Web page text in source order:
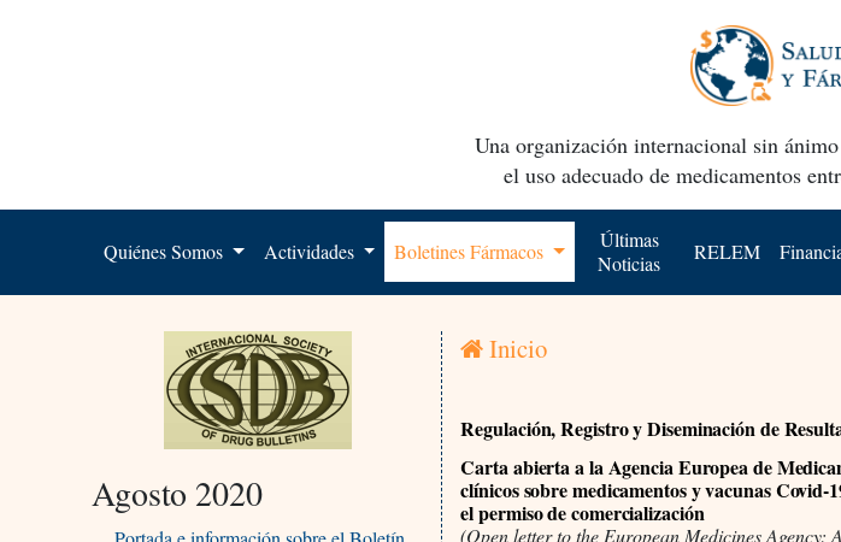
Una organización internacional sin
el uso adecuado de medicamentos
Quiénes Somos Actividades Boletines Fármacos
Últimas
Noticias
RELEM
Agosto 2020
Inicio
Regulación, Registro y Diseminación de
Carta abierta a la Agencia Europea de
clínicos sobre medicamentos y vacunas Covid-
el permiso de comercialización
(Open letter to the European Medicines